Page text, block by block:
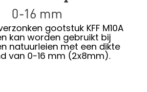
gootstuk KFF M10A
kan worden gebruikt bij
natuurleien met een dikte
van 0-16 mm (2x8mm).